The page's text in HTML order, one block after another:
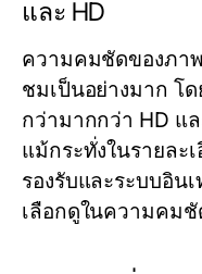
และ HD
ความคมชัดของภา
ชมเป็นอย่างมาก โ
กว่ามากกว่า HD แ
แม้กระทั่งในรายล
รองรับและระบบอิน
เลือกดูในความคม